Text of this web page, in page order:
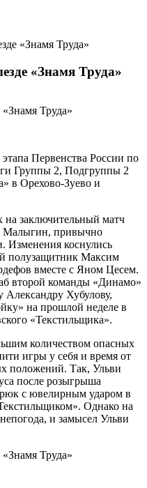
«Знамя Труда»
«Знамя Труда»
Первенства России по
Группы 2, Подгруппы 2
в Орехово-Зуево и
на заключительный матч
Малыгин, привычно
Изменения коснулись
полузащитник Максим
вместе с Яном Цесем.
второй команды «Динамо»
Хубулову,
на прошлой неделе в
«Текстильщика».
количеством опасных
игры у себя и время от
положений. Так, Ульви
после розыгрыша
с ювелирным ударом в
Однако на
и замысел Ульви